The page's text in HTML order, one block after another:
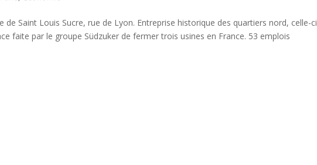
de Saint Louis Sucre, rue de Lyon. Entreprise historique des quartiers nord, celle-ci
faite par le groupe Südzuker de fermer trois usines en France. 53 emplois